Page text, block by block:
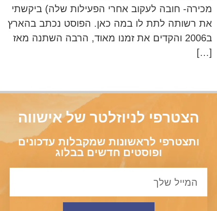
מכירה- חובה לעקוב אחרי הפעילות שלה) ביקשתי
את רשותה לתת לו במה כאן. הפוסט נכתב בהארץ
ב2006 והקדים את זמנו מאוד, הרבה השתנה מאז
[…]
הצטרפי לניוזלטר של אישווה
ותצטרפי לראשונות שמקבלות עדכונים
ופוסטים חדשים בבלוג